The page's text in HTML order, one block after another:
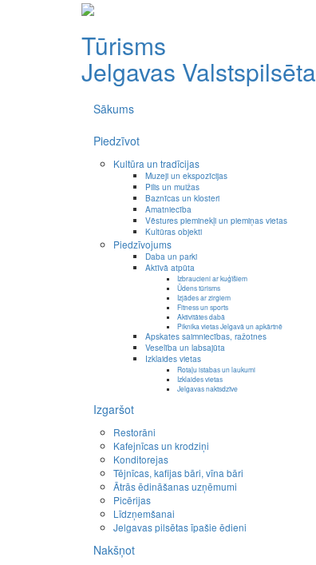
Tūrisms
Jelgavas Valstspilsēta
Sākums
Piedzīvot
Kultūra un tradīcijas
Muzeji un ekspozīcijas
Pilis un muižas
Baznīcas un klosteri
Amatniecība
Vēstures pieminekļi un piemiņas vietas
Kultūras objekti
Piedzīvojums
Daba un parki
Aktīvā atpūta
Izbraucieni ar kuģīšiem
Ūdens tūrisms
Izjādes ar zirgiem
Fitness un sports
Aktivitātes dabā
Piknika vietas Jelgavā un apkārtnē
Apskates saimniecības, ražotnes
Veselība un labsajūta
Izklaides vietas
Rotaļu istabas un laukumi
Izklaides vietas
Jelgavas naktsdzīve
Izgaršot
Restorāni
Kafejnīcas un krodziņi
Konditorejas
Tējnīcas, kafijas bāri, vīna bāri
Ātrās ēdināšanas uzņēmumi
Picērijas
Līdzņemšanai
Jelgavas pilsētas īpašie ēdieni
Nakšņot